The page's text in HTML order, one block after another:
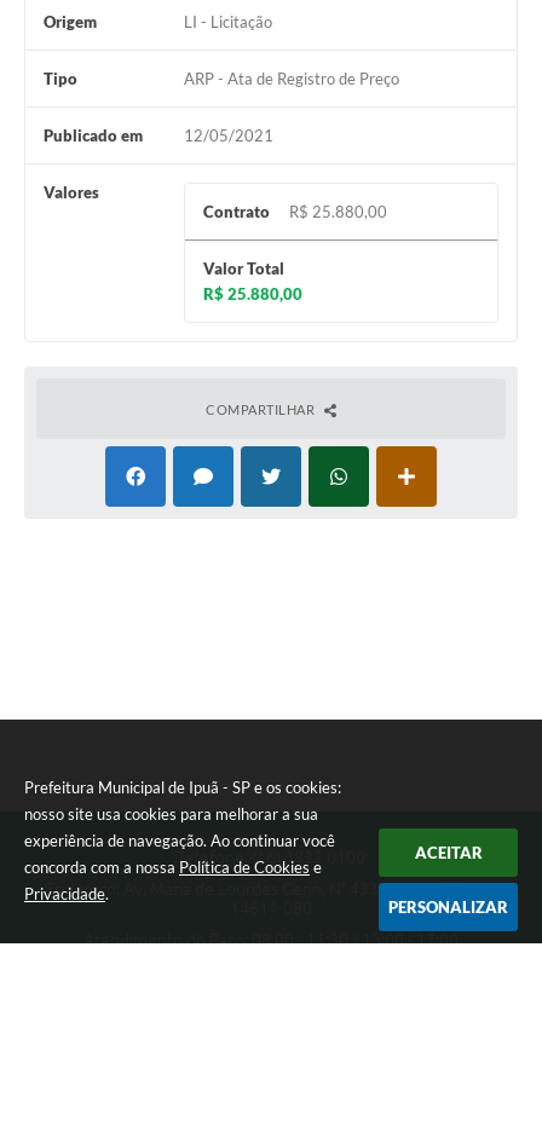
Prefeitura Municipal de Ipuã - SP e os cookies:
nosso site usa cookies para melhorar a sua
experiência de navegação. Ao continuar você
concorda com a nossa Política de Cookies e
Privacidade.
ACEITAR
PERSONALIZAR
Origem LI - Licitação
Tipo ARP - Ata de Registro de Preço
Publicado em 12/05/2021
Valores
Contrato
R$ 25.880,00
Valor Total
R$ 25.880,00
COMPARTILHAR
Telefone: (16) 3832 0100
Endereço: Av. Maria de Lourdes Gerin, N° 433 - Pampuã | CEP:
Atendimento do Paço: 08:00 - 11:30 / 13:00 - 17:00